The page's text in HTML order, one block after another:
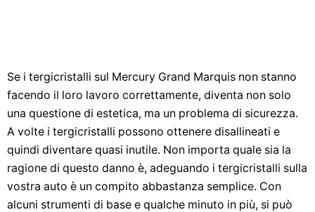
Se i tergicristalli sul Mercury Grand Marquis non stanno
facendo il loro lavoro correttamente, diventa non solo
una questione di estetica, ma un problema di sicurezza.
A volte i tergicristalli possono ottenere disallineati e
quindi diventare quasi inutile. Non importa quale sia la
ragione di questo danno è, adeguando i tergicristalli sulla
vostra auto è un compito abbastanza semplice. Con
alcuni strumenti di base e qualche minuto in più, si può